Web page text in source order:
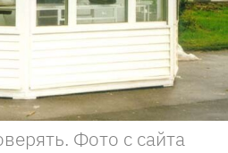
Фото с сайта